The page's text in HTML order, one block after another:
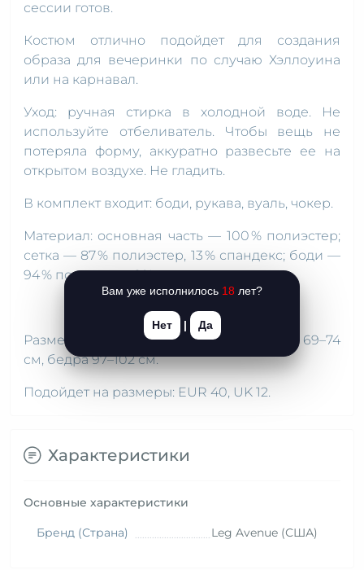
сессии готов.
Костюм отлично подойдет для создания
образа для вечеринки по случаю Хэллоуина
или на карнавал.
Уход: ручная стирка в холодной воде. Не
используйте отбеливатель. Чтобы вещь не
потеряла форму, аккуратно развесьте ее на
открытом воздухе. Не гладить.
В комплект входит: боди, рукава, вуаль, чокер.
Материал: основная часть — 100 % полиэстер;
сетка — 87 % полиэстер, 13 % спандекс; боди —
94 % полиэстер, 6 % спандекс.
Размер L: грудь 91–97 см, чашка С, талия 69–74
см, бедра 97–102 см.
Подойдет на размеры: EUR 40, UK 12.
Характеристики
Основные характеристики
Бренд (Страна) Leg Avenue (США)
Вам уже исполнилось 18 лет?
Нет | Да